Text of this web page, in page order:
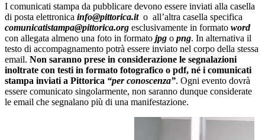
I comunicati stampa da pubblicare devono essere inviati alla casella
di posta elettronica info@pittorica.ito all’altra casella specifica
comunicatistampa@pittorica.org esclusivamente in formato word
con allegata almeno una foto in formato jpg o png. In alternativa il
testo di accompagnamento potrà essere inviato nel corpo della stessa
email. Non saranno prese in considerazione le segnalazioni
inoltrate con testi in formato fotografico o pdf, né i comunicati
stampa inviati a Pittorica “per conoscenza”. Ogni evento dovrà
essere comunicato singolarmente, non saranno dunque considerate
le email che segnalano più di una manifestazione.